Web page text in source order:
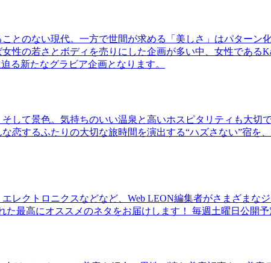
とのない現代。一方で世間が求める「美しさ」はパターン
性の若さとボディを売りにした企画が多い中、女性である
る新たなグラビア企画となります。
て景色。気持ちのいい温泉と高いホスピタリティも大切
恋するふたりの大切な旅時間を演出する“ハズさない”宿を
レクトロニクスなどなど、Web LEON編集者がさまざまな
最高にオススメのネタをお届けします！ 毎週土曜日公開予